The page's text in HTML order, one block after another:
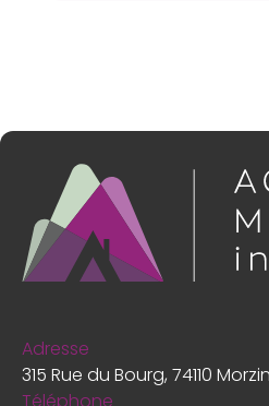
Adresse
315 Rue du Bourg, 74110